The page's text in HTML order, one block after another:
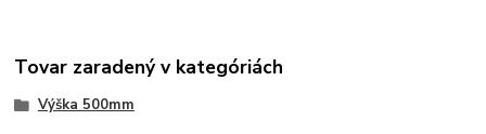
Tovar zaradený v kategóriách
Výška 500mm